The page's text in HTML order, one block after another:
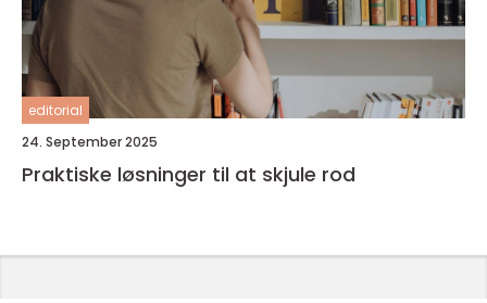
editorial
24. September 2025
Praktiske løsninger til at skjule rod